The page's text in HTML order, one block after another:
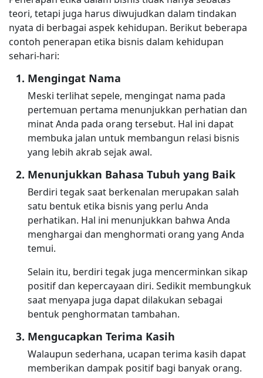
teori, tetapi juga harus diwujudkan dalam tindakan
nyata di berbagai aspek kehidupan. Berikut beberapa
contoh penerapan etika bisnis dalam kehidupan
sehari-hari:
Mengingat Nama
Meski terlihat sepele, mengingat nama pada
pertemuan pertama menunjukkan perhatian dan
minat Anda pada orang tersebut. Hal ini dapat
membuka jalan untuk membangun relasi bisnis
yang lebih akrab sejak awal.
Menunjukkan Bahasa Tubuh yang Baik
Berdiri tegak saat berkenalan merupakan salah
satu bentuk etika bisnis yang perlu Anda
perhatikan. Hal ini menunjukkan bahwa Anda
menghargai dan menghormati orang yang Anda
temui.
Selain itu, berdiri tegak juga mencerminkan sikap
positif dan kepercayaan diri. Sedikit membungkuk
saat menyapa juga dapat dilakukan sebagai
bentuk penghormatan tambahan.
Mengucapkan Terima Kasih
Walaupun sederhana, ucapan terima kasih dapat
memberikan dampak positif bagi banyak orang.